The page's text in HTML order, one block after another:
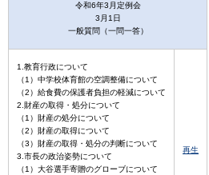
令和6年3月定例会
3月1日
一般質問（一問一答）
1.教育行政について
（1）中学校体育館の空調整備について
（2）給食費の保護者負担の軽減について
2.財産の取得・処分について
（1）財産の処分について
（2）財産の取得について
（3）財産の取得・処分の判断について
3.市長の政治姿勢について
（1）大谷選手寄贈のグローブについて
再生